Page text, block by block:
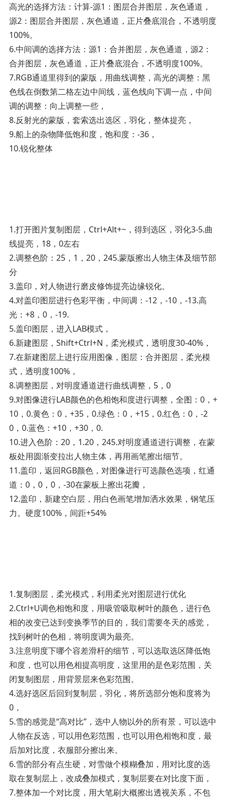
高光的选择方法：计算-源1：图层合并图层，灰色通道，
源2：图层合并图层，灰色通道，正片叠底混合，不透明度
100%。
6.中间调的选择方法：源1：合并图层，灰色通道，源2：
合并图层，灰色通道，正片叠底混合，不透明度100%。
7.RGB通道里得到的蒙版，用曲线调整，高光的调整：黑
色线在倒数第二格左边中间线，蓝色线向下调一点，中间
调的调整：向上调整一些，
8.反射光的蒙版，套索选出选区，羽化，整体提亮，
9.船上的杂物降低饱和度，饱和度：-36，
10.锐化整体­
1.打开图片复制图层，Ctrl+Alt+~，得到选区，羽化3-5.曲
线提亮，18，0左右
2.调整色阶：25，1，20，245.蒙版擦出人物主体及细节部
分
3.盖印，对人物进行磨皮修饰提亮边缘锐化。
4.对盖印图层进行色彩平衡，中间调：-12，-10，-13.高
光：+8，0，-19.
5.盖印图层，进入LAB模式，
6.新建图层，Shift+Ctrl+N，柔光模式，透明度30-40%，
7.在新建图层上进行应用图像，图层：合并图层，柔光模
式，透明度100%，
8.调整图层，对明度通道进行曲线调整，5，0
9.对图像进行LAB颜色的色相饱和度进行调整，全图：0，+
10，0.黄色：0，+35，0.绿色：0，+15，0.红色：0，-2
0，0.蓝色：+10，+30，0.
10.进入色阶：20，1.20，245.对明度通道进行调整，在蒙
板处用圆渐变拉出人物主体，再用画笔擦出细节。
11.盖印，返回RGB颜色，对图像进行可选颜色选项，红通
道：0，0，0，-30在蒙板上擦出花瓣，
12.盖印，新建空白层，用白色画笔增加洒水效果，钢笔压
力。硬度100%，间距+54%­
1.复制图层，柔光模式，利用柔光对图层进行优化
2.Ctrl+U调色相饱和度，用吸管吸取树叶的颜色，进行色
相的改变已达到变换季节的目的，我们需要冬天的感觉，
找到树叶的色相，将明度调为最亮。
3.注意明度下哪个容差滑杆的细节，可以选取选区降低饱
和度，也可以用色相提高明度，这里用的是色彩范围，关
闭复制图层，用背景层来色彩范围。
4.选好选区后回到复制层，羽化，将所选部分饱和度将为
0，
5.雪的感觉是“高对比”，选中人物以外的所有景，可以选中
人物在反选，可以用色彩范围，也可以用色相饱和度，最
后加对比度，衣服部分擦出来。
6.雪的部分有点生硬，对雪做个模糊叠加，用对比度的选
取在复制层上，改成叠加模式，复制层要在对比度下面，
7.整体加一个对比度，用大笔刷大概擦出透视关系，不包